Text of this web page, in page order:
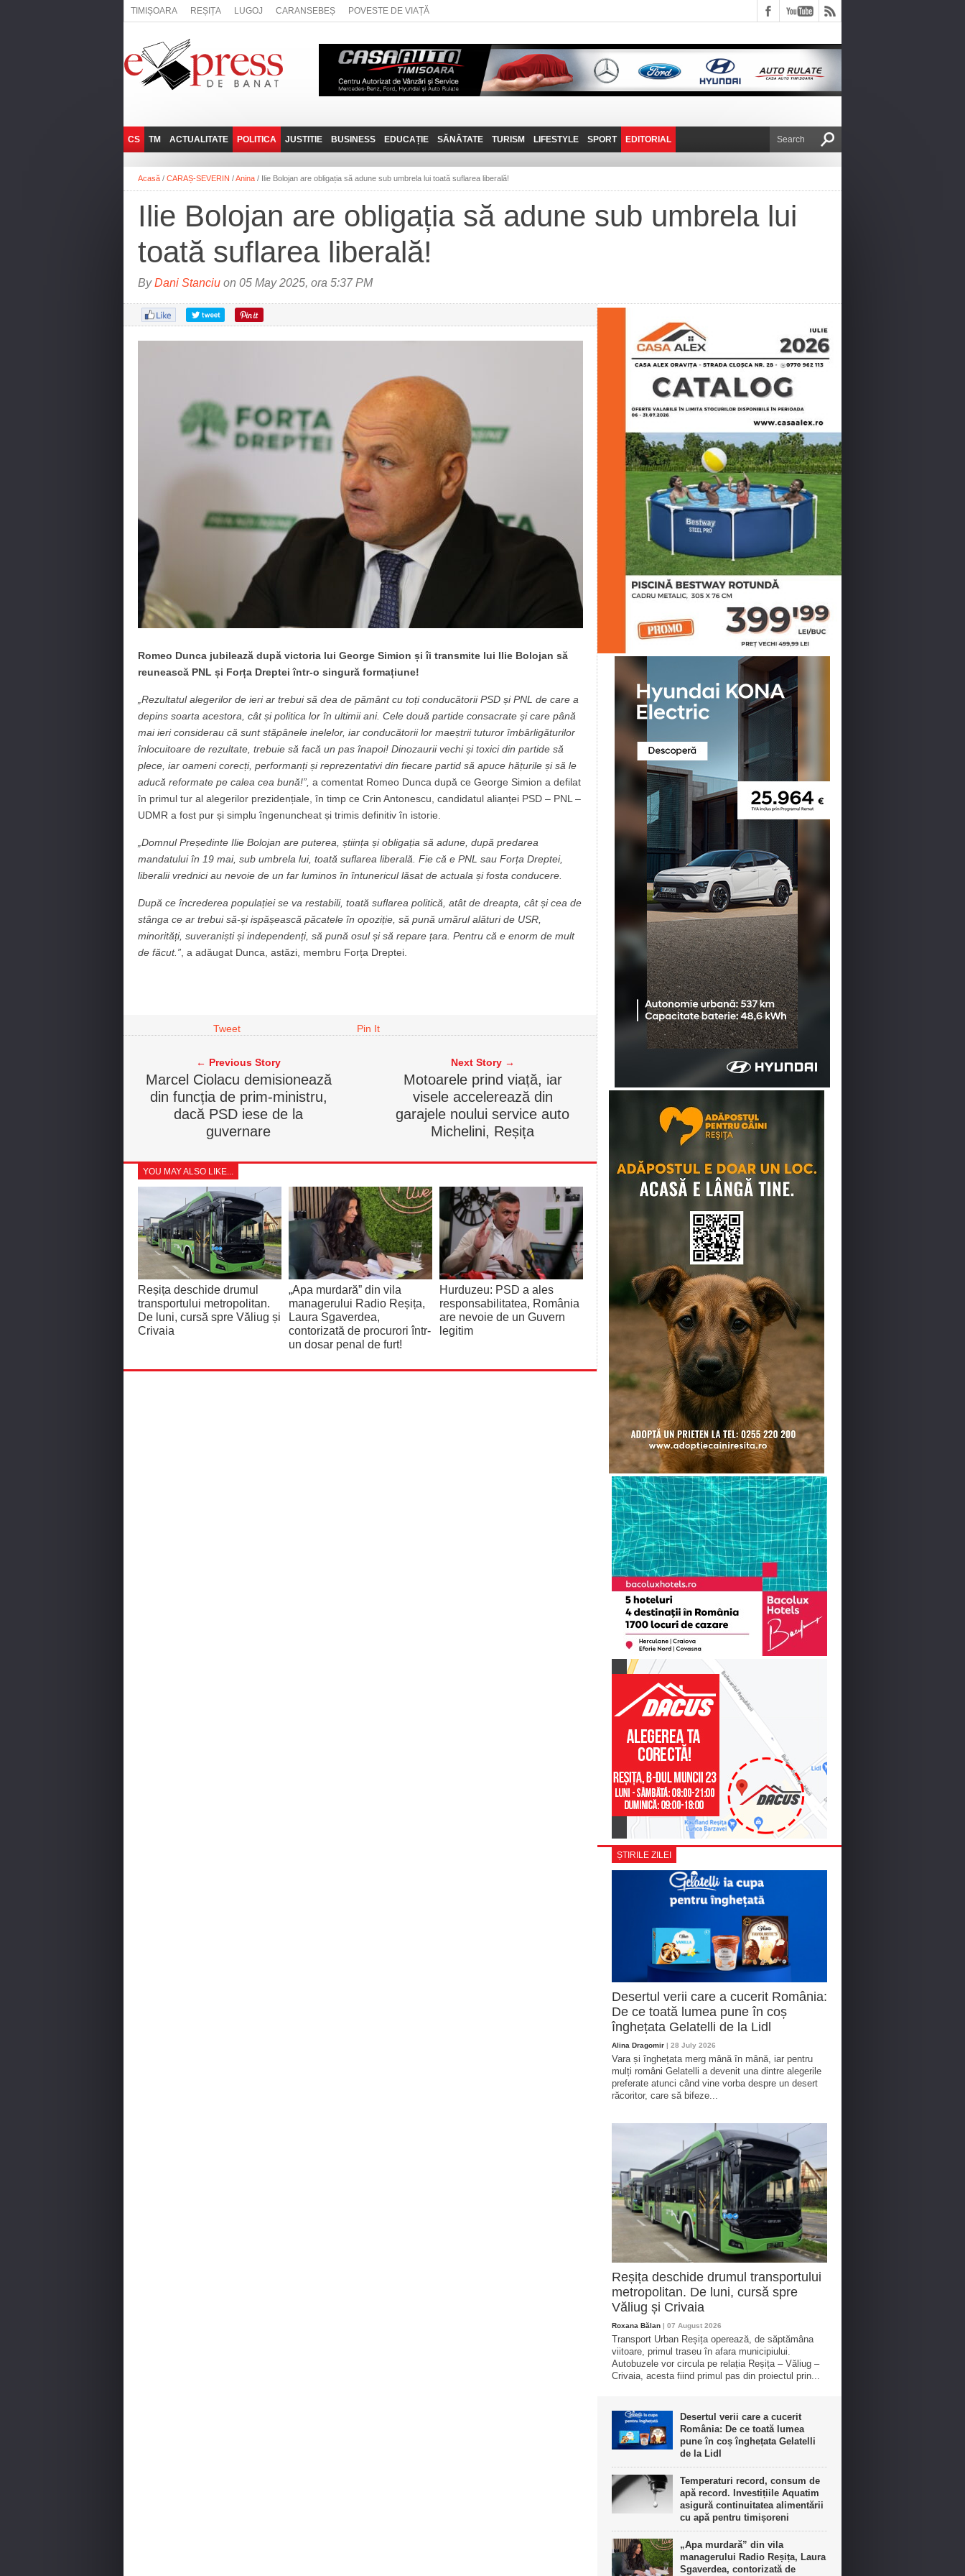
TIMIȘOARA REȘIȚA LUGOJ CARANSEBEȘ POVESTE DE VIAȚĂ
CS
REȘIȚA
CARANSEBEȘ
ANINA
BOCŞA
ORAVIȚA
OȚELU ROŞU
TM
LUGOJ
TIMIȘOARA
ACTUALITATE
ADMINISTRATIE
NAȚIONAL
SOCIAL
POLITICA
EXPRESSLIVE
INTERVIURILE
JUSTITIE BUSINESS
JOB-URI
TEHNIT
EDUCAȚIE SĂNĂTATE TURISM
PRIN MUNȚII
BANATULUI
FANTASTICUL BANAT
LIFESTYLE
POVESTE DE VIAȚĂ
SPORT EDITORIAL
DE VICTOR NAFIRU
Acasă / CARAȘ-SEVERIN /Anina / Ilie Bolojan are obligația să adune sub umbrela lui toată suflarea liberală!
Ilie Bolojan are obligația să adune sub umbrela lui
toată suflarea liberală!
ByDani Stanciu on 05 May 2025, ora 5:37 PM
Romeo Dunca jubilează după victoria lui George Simion și îi transmite lui Ilie Bolojan să
reunească PNL și Forța Dreptei într-o singură formațiune!
„Rezultatul alegerilor de ieri ar trebui să dea de pământ cu toți conducătorii PSD și PNL de care a
depins soarta acestora, cât și politica lor în ultimii ani. Cele două partide consacrate și care până
mai ieri considerau că sunt stăpânele inelelor, iar conducătorii lor maeștrii tuturor îmbârligăturilor
înlocuitoare de rezultate, trebuie să facă un pas înapoi! Dinozaurii vechi și toxici din partide să
plece, iar oameni corecți, performanți și reprezentativi din fiecare partid să apuce hățurile și să le
aducă reformate pe calea cea bună!”, a comentat Romeo Dunca după ce George Simion a defilat
în primul tur al alegerilor prezidențiale, în timp ce Crin Antonescu, candidatul alianței PSD – PNL –
UDMR a fost pur și simplu îngenuncheat și trimis definitiv în istorie.
„Domnul Președinte Ilie Bolojan are puterea, știința și obligația să adune, după predarea
mandatului în 19 mai, sub umbrela lui, toată suflarea liberală. Fie că e PNL sau Forța Dreptei,
liberalii vrednici au nevoie de un far luminos în întunericul lăsat de actuala și fosta conducere.
După ce încrederea populației se va restabili, toată suflarea politică, atât de dreapta, cât și cea de
stânga ce ar trebui să-și ispășească păcatele în opoziție, să pună umărul alături de USR,
minorități, suveraniști și independenți, să pună osul și să repare țara. Pentru că e enorm de mult
de făcut.” , a adăugat Dunca, astăzi, membru Forța Dreptei.
Tweet Pin It
← Previous Story
Marcel Ciolacu demisionează
din funcția de prim-ministru,
dacă PSD iese de la
guvernare
Next Story →
Motoarele prind viață, iar
visele accelerează din
garajele noului service auto
Michelini, Reșița
YOU MAY ALSO LIKE...
Reșița deschide drumul
transportului metropolitan.
De luni, cursă spre Văliug și
Crivaia
„Apa murdară” din vila
managerului Radio Reșița,
Laura Sgaverdea,
contorizată de procurori într-
un dosar penal de furt!
Hurduzeu: PSD a ales
responsabilitatea, România
are nevoie de un Guvern
legitim
ȘTIRILE ZILEI
Desertul verii care a cucerit România:
De ce toată lumea pune în coș
înghețata Gelatelli de la Lidl
Alina Dragomir | 28 July 2026
Vara și înghețata merg mână în mână, iar pentru
mulți români Gelatelli a devenit una dintre alegerile
preferate atunci când vine vorba despre un desert
răcoritor, care să bifeze...
Reșița deschide drumul transportului
metropolitan. De luni, cursă spre
Văliug și Crivaia
Roxana Bălan | 07 August 2026
Transport Urban Reșița operează, de săptămâna
viitoare, primul traseu în afara municipiului.
Autobuzele vor circula pe relația Reșița – Văliug –
Crivaia, acesta fiind primul pas din proiectul prin...
Desertul verii care a cucerit
România: De ce toată lumea
pune în coș înghețata Gelatelli
de la Lidl
Temperaturi record, consum de
apă record. Investițiile Aquatim
asigură continuitatea alimentării
cu apă pentru timișoreni
„Apa murdară” din vila
managerului Radio Reșița, Laura
Sgaverdea, contorizată de